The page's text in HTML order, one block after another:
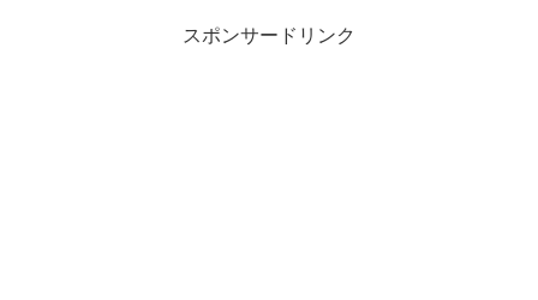
スポンサードリンク